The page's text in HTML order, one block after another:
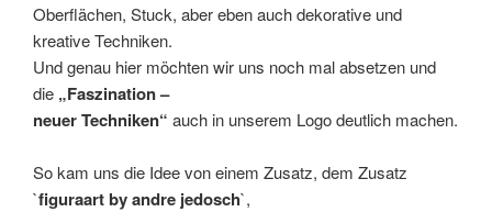
Oberflächen, Stuck, aber eben auch dekorative und
kreative Techniken.
Und genau hier möchten wir uns noch mal absetzen und
die „Faszination –
neuer Techniken“ auch in unserem Logo deutlich machen.
So kam uns die Idee von einem Zusatz, dem Zusatz
`figuraart by andre jedosch`,